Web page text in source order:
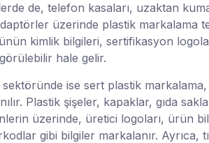
de, telefon kasaları, uzaktan
üzerinde plastik markalama
kimlik bilgileri, sertifikasyon
hale gelir.
ise sert plastik
Plastik şişeler, kapaklar, gıda
üzerinde, üretici logoları, ürün
gibi bilgiler markalanır. Ayrıca,